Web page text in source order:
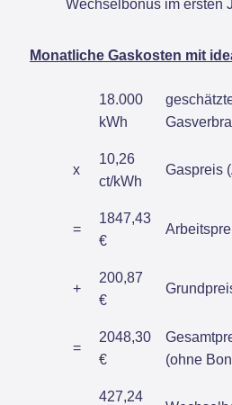
Wechselbonus im ersten
Monatliche Gaskosten mit
18.000
kWh
x
10,26
ct/kWh
Gaspreis
=
1847,43
€
+
200,87
€
=
2048,30
€
(ohne
427,24